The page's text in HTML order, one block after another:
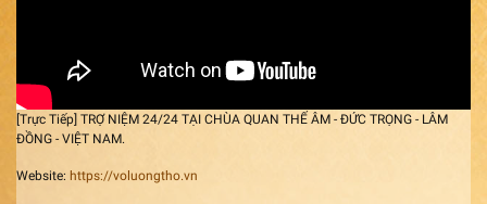
[Trực Tiếp] TRỢ NIỆM 24/24 TẠI CHÙA QUAN THẾ ÂM - ĐỨC TRỌNG - LÂM
ĐỒNG - VIỆT NAM.
Website: https://voluongtho.vn